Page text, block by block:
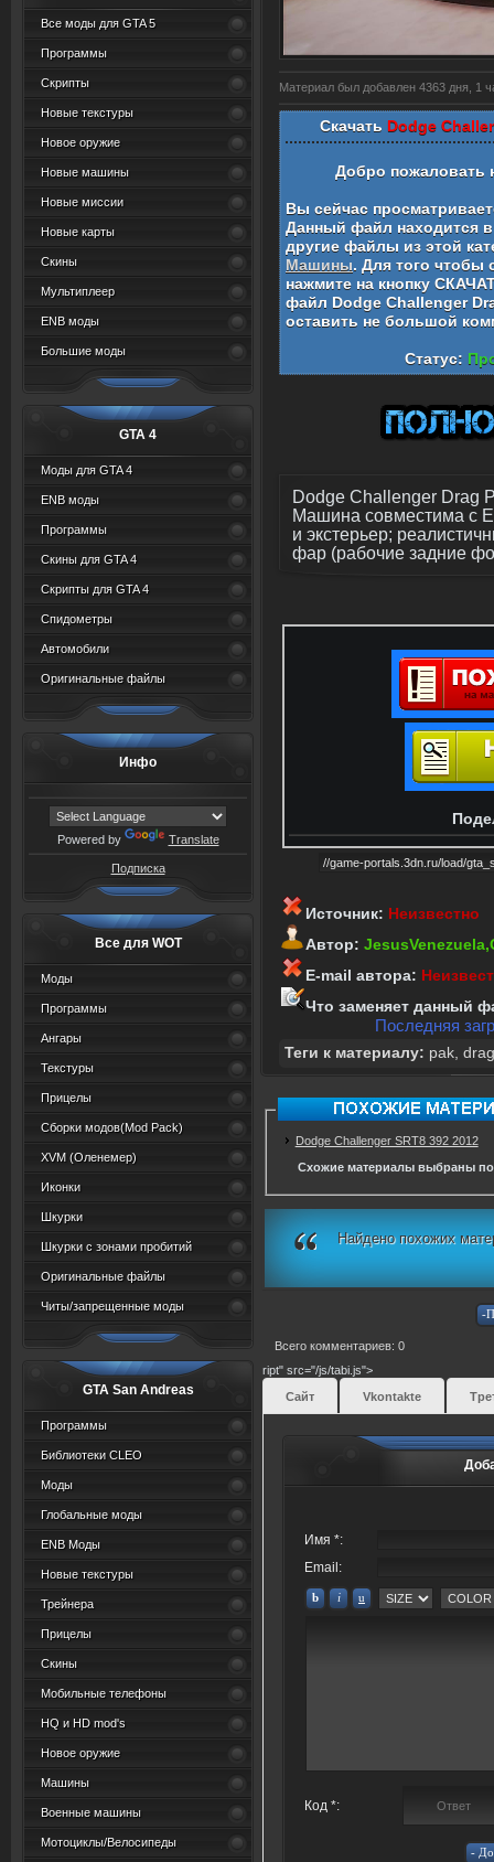
Все моды для GTA 5
Программы
Скрипты
Новые текстуры
Новое оружие
Новые машины
Новые миссии
Новые карты
Скины
Мультиплеер
ENB моды
Большие моды
GTA 4
Моды для GTA 4
ENB моды
Программы
Скины для GTA 4
Скрипты для GTA 4
Спидометры
Автомобили
Оригинальные файлы
Инфо
Powered by Translate
Подписка
Все для WOT
Моды
Программы
Ангары
Текстуры
Прицелы
Сборки модов(Mod Pack)
XVM (Oленемер)
Иконки
Шкурки
Шкурки с зонами пробитий
Оригинальные файлы
Читы/запрещенные моды
GTA San Andreas
Программы
Библиотеки CLEO
Моды
Глобальные моды
ENB Моды
Новые текстуры
Трейнера
Прицелы
Скины
Мобильные телефоны
HQ и HD mod's
Новое оружие
Машины
Военные машины
Мотоциклы/Велосипеды
Материал был добавлен 4363 дня, 1
Скачать Dodge
Добро пожаловать
Вы сейчас
Данный файл находится
другие файлы из этой
Машины. Для того чтобы
нажмите на кнопку
файл Dodge Challenger
оставить не большой
Статус:
Dodge Challenger Drag
Машина совместима с
и экстерьер;
фар (рабочие задние
Источник: Неизвестно
Автор:
E-mail автора:
Что заменяет данный
Последняя
Теги к материалу: pak drag
Dodge Challenger SRT8 392 2012
Схожие материалы выбраны по
Найдено похожих
Всего комментариев: 0
ript" src="/js/tabi.js">
Сайт
Vkontakte
Имя *:
Email:
Код *: